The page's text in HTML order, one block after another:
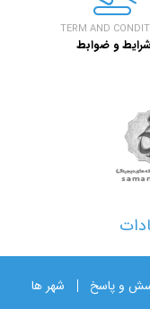
TERM AND
و ضوابط
و پاسخ
شهر ها